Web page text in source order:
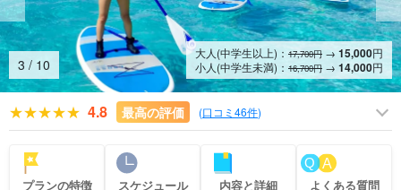
4 / 10
大人(中学生以上)： 17,700円 → 15,000円
小人(中学生未満)： 16,700円 → 14,000円
4.8 最高の評価 (口コミ46件)
プランの特徴 スケジュール 内容と詳細 よくある質問